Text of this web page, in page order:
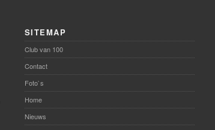
SITEMAP
Club van 100
Contact
Foto`s
Home
Nieuws